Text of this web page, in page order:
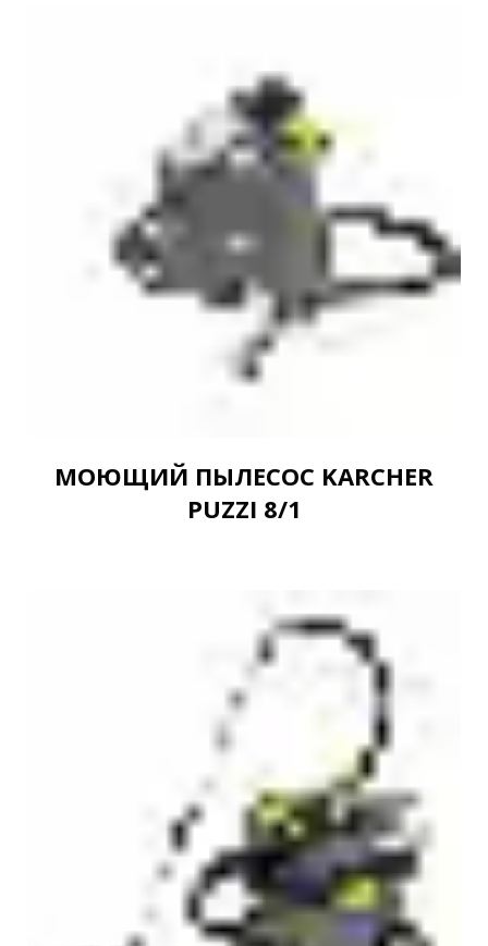
МОЮЩИЙ ПЫЛЕСОС KARCHER
PUZZI 8/1